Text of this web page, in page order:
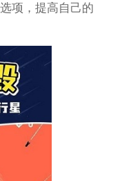
项，提高自己的